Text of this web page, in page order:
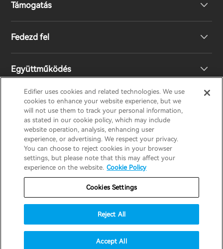
Fejhallgató
Támogatás
EU megfelelőségi nyilatkozat
Lépj kapcsolatba velünk
Fedezd fel
A mi történetünk
Nyomd meg
Design Díj
Társadalmi felelősségek
Együttműködés
Legyen Ön is Forgalmazó
Regionális forgalmazók
EDIFIERAIRPULSESTAXHECATE
Adatvédelmi nyilatkozat
Fontos értesítés
Hungary / Hungarian
© 2025 Edifier. All rights reserved.
Edifier uses cookies and related technologies. We use
cookies to enhance your website experience, but we
will not use them to track your personal information,
as stated in our cookie policy, which may include
website operation, analysis, enhancing user
experience, or advertising. We respect your privacy.
You can choose to reject cookies in your browser
settings, but please note that this may affect your
experience on the website. Cookie Policy
Cookies Settings
Reject All
Accept All